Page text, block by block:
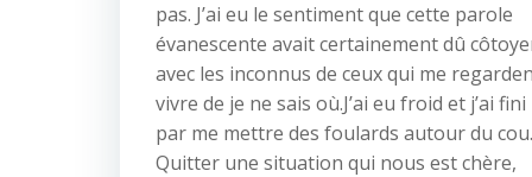
pas. J’ai eu le sentiment que cette parole
évanescente avait certainement dû
avec les inconnus de ceux qui me
vivre de je ne sais où.J’ai eu froid et j’ai fini
par me mettre des foulards autour du cou.
Quitter une situation qui nous est chère,